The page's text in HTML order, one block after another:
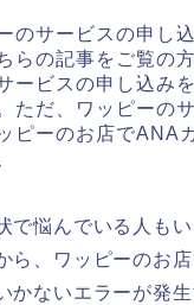
のサービスの申し
らの記事をご覧の
ービスの申し込み
ただ、ワッピーの
ピーのお店でANA
で悩んでいる人も
ら、ワッピーのお
かないエラーが発生